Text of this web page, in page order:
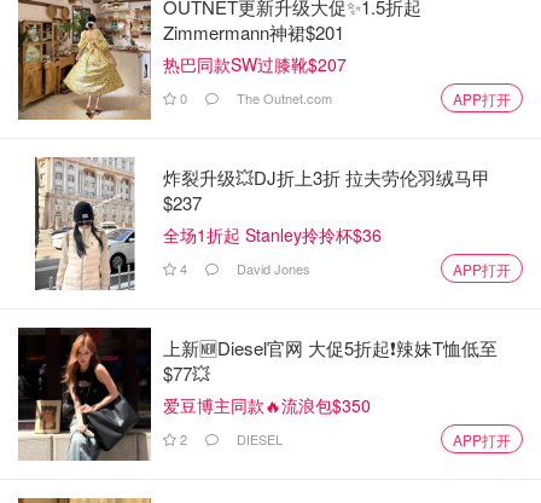
OUTNET更新升级大促✨1.5折起
Zimmermann神裙$201
热巴同款SW过膝靴$207
0 The Outnet.com APP打开
炸裂升级💥DJ折上3折 拉夫劳伦羽绒马甲
$237
全场1折起 Stanley拎拎杯$36
4 David Jones APP打开
上新🆕Diesel官网 大促5折起❗️辣妹T恤低至
$77💥
爱豆博主同款🔥流浪包$350
2 DIESEL APP打开